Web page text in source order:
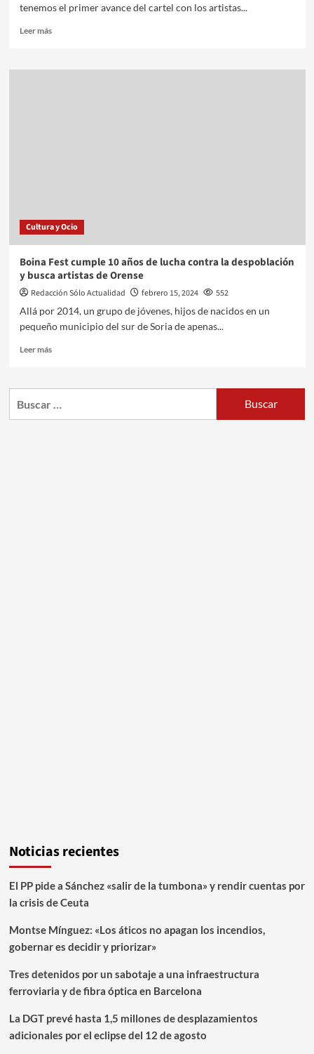
tenemos el primer avance del cartel con los artistas...
Leer más
Cultura y Ocio
Boina Fest cumple 10 años de lucha contra la despoblación
y busca artistas de Orense
Redacción Sólo Actualidad febrero 15, 2024
552
Allá por 2014, un grupo de jóvenes, hijos de nacidos en un
pequeño municipio del sur de Soria de apenas...
Leer más
Noticias recientes
El PP pide a Sánchez «salir de la tumbona» y rendir cuentas por
la crisis de Ceuta
Montse Mínguez: «Los áticos no apagan los incendios,
gobernar es decidir y priorizar»
Tres detenidos por un sabotaje a una infraestructura
ferroviaria y de fibra óptica en Barcelona
La DGT prevé hasta 1,5 millones de desplazamientos
adicionales por el eclipse del 12 de agosto